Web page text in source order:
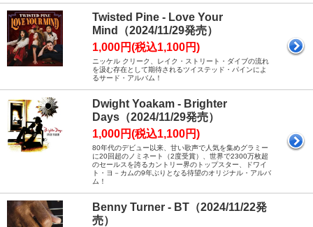
Twisted Pine - Love Your
Mind（2024/11/29発売）
1,000円(税込1,100円)
ニッケル クリーク、レイク・ストリート・ダイブの流れ
を汲む存在として期待されるツイステッド・パインによ
るサード・アルバム！
Dwight Yoakam - Brighter
Days（2024/11/29発売）
1,000円(税込1,100円)
80年代のデビュー以来、甘い歌声で人気を集めグラミー
に20回超のノミネート（2度受賞）、世界で2300万枚超
のセールスを誇るカントリー界のトップスター、ドワイ
ト・ヨ－カムの9年ぶりとなる待望のオリジナル・アルバ
ム！
Benny Turner - BT（2024/11/22発
売）